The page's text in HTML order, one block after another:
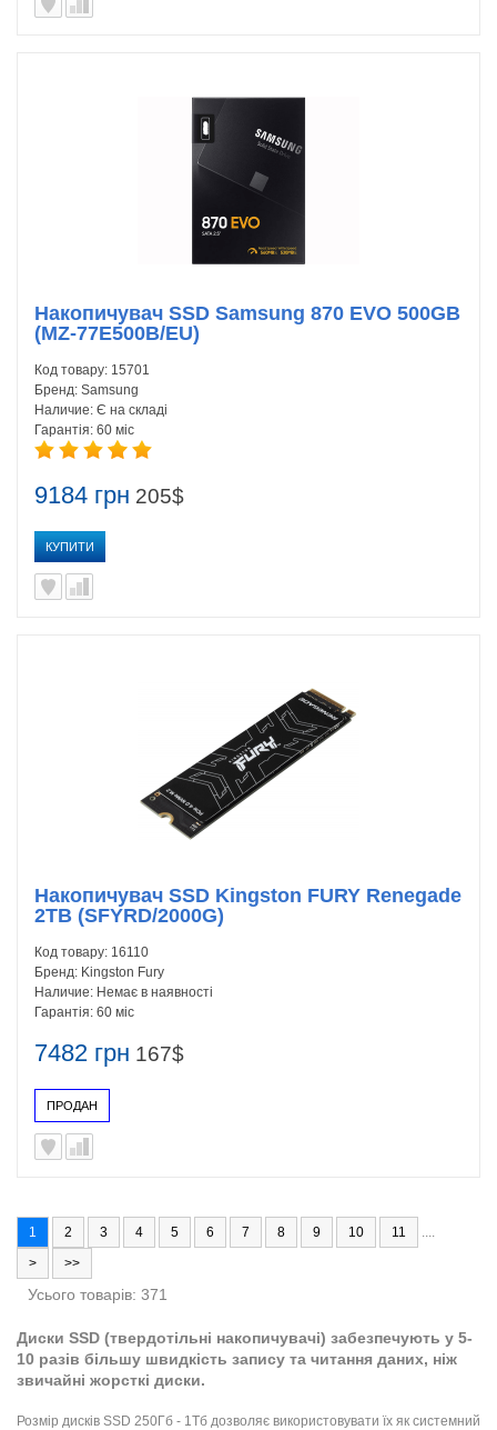
9184 грн 205$
КУПИТИ
Накопичувач SSD Samsung 870 EVO 500GB
(MZ-77E500B/EU)
Код товару: 15701
Бренд: Samsung
Наличие: Є на складі
Гарантія: 60 міс
7482 грн 167$
ПРОДАН
Накопичувач SSD Kingston FURY Renegade
2TB (SFYRD/2000G)
Код товару: 16110
Бренд: Kingston Fury
Наличие: Немає в наявності
Гарантія: 60 міс
1 2 3 4 5 6 7 8 9 10 11
....
>
>>
Усього товарів: 371
Диски SSD (твердотільні накопичувачі) забезпечують у 5-
10 разів більшу швидкість запису та читання даних, ніж
звичайні жорсткі диски.
Розмір дисків SSD 250Гб - 1Тб дозволяє використовувати їх як системний